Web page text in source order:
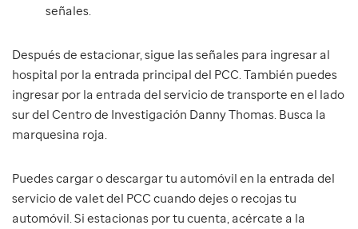
señales.
Después de estacionar, sigue las señales para ingresar al
hospital por la entrada principal del PCC. También puedes
ingresar por la entrada del servicio de transporte en el lado
sur del Centro de Investigación Danny Thomas. Busca la
marquesina roja.
Puedes cargar o descargar tu automóvil en la entrada del
servicio de valet del PCC cuando dejes o recojas tu
automóvil. Si estacionas por tu cuenta, acércate a la